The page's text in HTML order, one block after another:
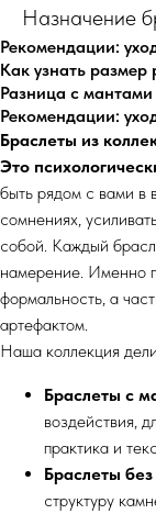
Назначение
Рекомендации:
Как узнать размер
Разница с
Рекомендации:
Браслеты из
Это
быть рядом с вами в
сомнениях,
собой. Каждый
намерение. Именно
формальность, а
артефактом.
Наша коллекция
Браслеты с
воздействия,
практика и
Браслеты
структуру